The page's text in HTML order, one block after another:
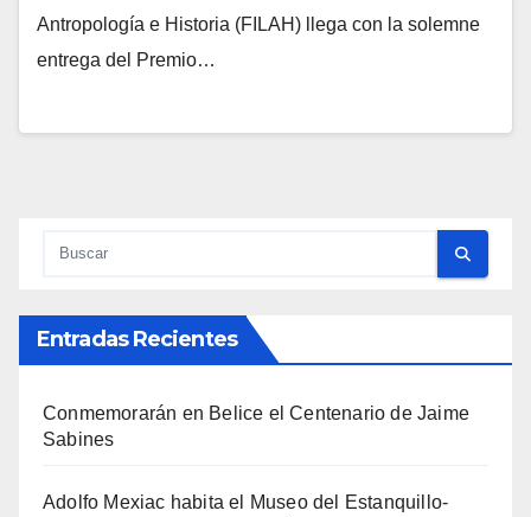
Antropología e Historia (FILAH) llega con la solemne
entrega del Premio…
Entradas Recientes
Conmemorarán en Belice el Centenario de Jaime
Sabines
Adolfo Mexiac habita el Museo del Estanquillo-